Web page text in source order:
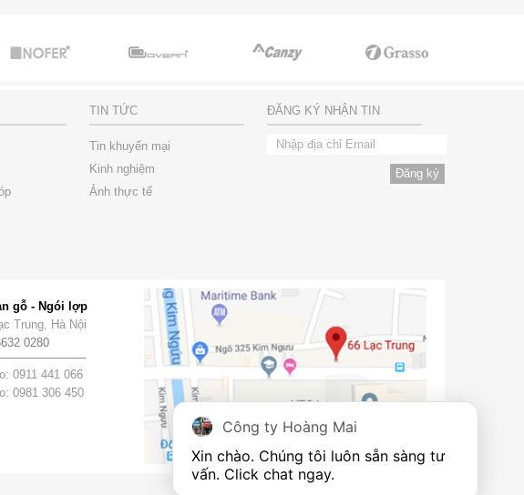
TIN TỨC
Tin khuyến mại
Kinh nghiệm
Ảnh thực tế
ĐĂNG KÝ NHẬN TIN
gỗ - Ngói lợp
Trung, Hà Nội
0280
0911 441 066
0981 306 450
Công ty Hoàng Mai
Xin chào. Chúng tôi luôn sẵn sàng tư
vấn. Click chat ngay.